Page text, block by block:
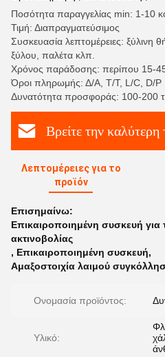
Ποσότητα παραγγελίας min: 1-10
Τιμή: Διαπραγματεύσιμος
Συσκευασία λεπτομέρειες: ξύλινη
ξύλου, παλέτα κλπ.
Χρόνος παράδοσης: περίπου 15-
Όροι πληρωμής: Δ/Α, T/T, L/C, D/P
Δυνατότητα προσφοράς: 100-200
Βρείτε την καλύτερη
Λεπτομέρειες για το
προϊόν
Επισημαίνω:
Επικαιροποιημένη συσκευή
ακτινοβολίας
, Επικαιροποιημένη συσκευή,
Αμαξοστοιχία λαιμού
Ονομασία προϊόντος:
Υλικό: